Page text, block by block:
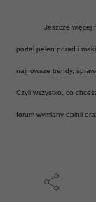
Jeszcze więcej
portal pełen porad i
najnowsze trendy,
Czyli wszystko, co
forum wymiany opinii